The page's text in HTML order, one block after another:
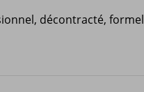
décontracté, formel